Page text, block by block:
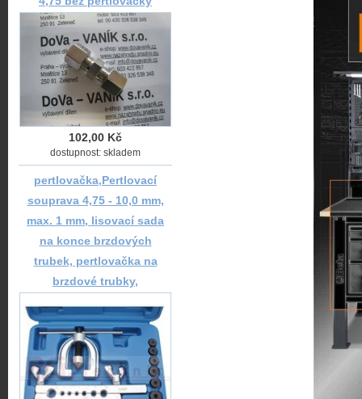
102,00 Kč
dostupnost: skladem
pertlovačka,Pertlovací
souprava 4,75 - 10,0 mm,
max. 1 mm, lisovací sada
na konce brzdových
trubek, pertlovačka na
brzdové trubky,